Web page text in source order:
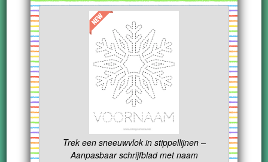
Trek een sneeuwvlok in stippellijnen –
Aanpasbaar schrijfblad met naam